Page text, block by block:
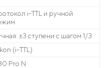
i-TTL и ручной
±3 ступени с шагом 1/3
(i-TTL)
Pro N